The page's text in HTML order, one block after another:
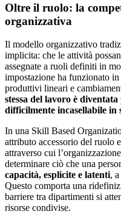
Oltre il ruolo: la
organizzativa
Il modello organizzativo
implicita: che le attività
assegnate a ruoli definiti in
impostazione ha funzionato
produttivi lineari e
stessa del lavoro è
difficilmente incasellabile
In una Skill Based
attributo accessorio del ruolo
attraverso cui
determinare ciò che una
capacità, esplicite e latenti,
Questo comporta una
barriere tra dipartimenti si
risorse condivise.